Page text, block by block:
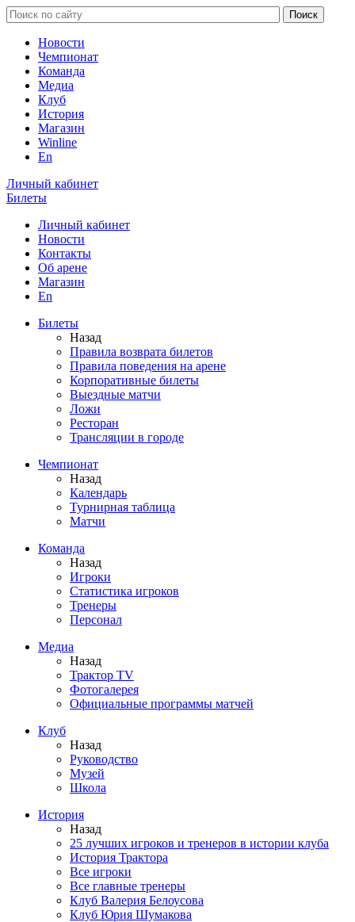
Новости
Чемпионат
Команда
Медиа
Клуб
История
Магазин
Winline
En
Личный кабинет
Билеты
Личный кабинет
Новости
Контакты
Об арене
Магазин
En
Билеты
Назад
Правила возврата билетов
Правила поведения на арене
Корпоративные билеты
Выездные матчи
Ложи
Ресторан
Трансляции в городе
Чемпионат
Назад
Календарь
Турнирная таблица
Матчи
Команда
Назад
Игроки
Статистика игроков
Тренеры
Персонал
Медиа
Назад
Трактор TV
Фотогалерея
Официальные программы матчей
Клуб
Назад
Руководство
Музей
Школа
История
Назад
25 лучших игроков и тренеров в истории клуба
История Трактора
Все игроки
Все главные тренеры
Клуб Валерия Белоусова
Клуб Юрия Шумакова